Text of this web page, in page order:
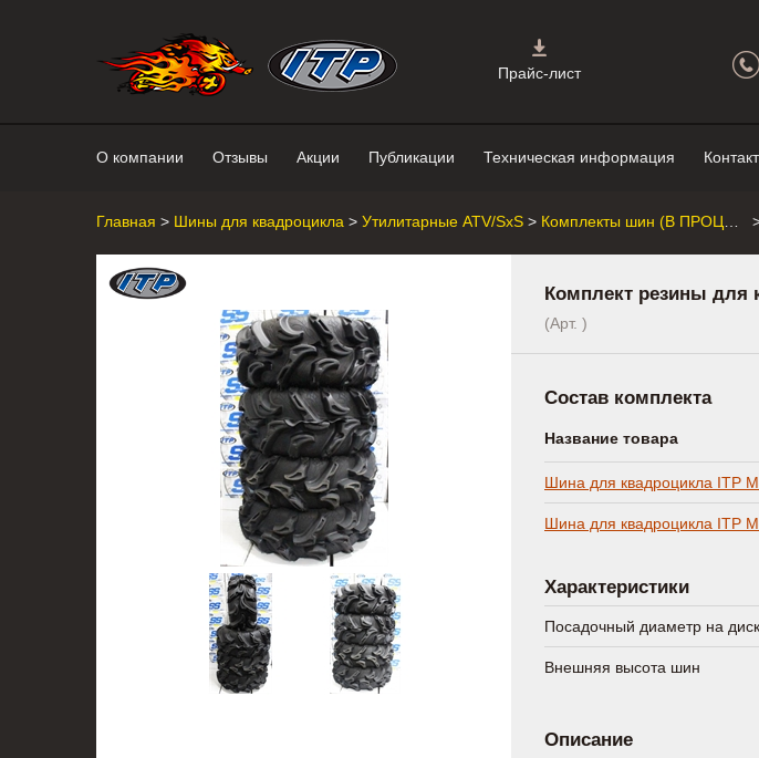
Прайс-лист
О компании Отзывы Акции Публикации Техническая информация
Интернет-магазин "Поросенок". Главная страница.
Главная > Шины для квадроцикла > Утилитарные ATV/SxS >
Комплект резины для
(Арт. )
Состав комплекта
Название товара
Шина для квадроцикла ITP
Шина для квадроцикла ITP
Характеристики
Посадочный диаметр на
Внешняя высота шин
Описание